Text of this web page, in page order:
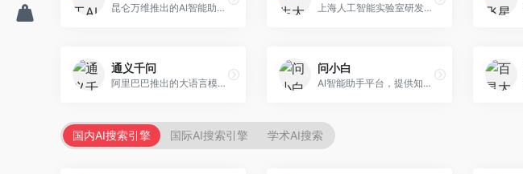
昆仑万维推出的AI智能助手，集成搜索、对话、创作等多种能力。面向普通用户和内容创作者，支持联网搜索、文本生成、图像理解等功能，响应速度快，免费使用。 上海人工智能实验室研发的开源大模型系列，支持多尺度和多模态。面向研究机构和开发者，开源生态完善，学术研究背景深厚，适合科研和定制开发。
通义千问
阿里巴巴推出的大语言模型平台，提供对话问答、文档处理、图像理解、代码编写等全方位AI服务。面向企业用户和个人开发者，集成阿里云生态，支持多模态交互，企业级安全保障。
问小白
AI智能助手平台，提供知识问答、文本创作、文档处理等服务。面向普通用户和职场人士，操作简便，响应速度快，支持多场景应用。
国内AI搜索引擎 国际AI搜索引擎 学术AI搜索